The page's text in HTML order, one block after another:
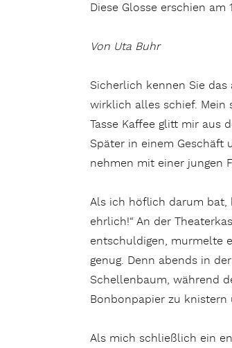
Diese Glosse erschien
Von Uta Buhr
Sicherlich kennen Sie
wirklich alles schief. Mein
Tasse Kaffee glitt mir aus
Später in einem Geschäft
nehmen mit einer jungen
Als ich höflich darum bat,
ehrlich!“ An der
entschuldigen, murmelte
genug. Denn abends in
Schellenbaum, während
Bonbonpapier zu
Als mich schließlich ein